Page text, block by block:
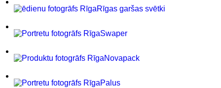
Rīgas garšas svētki
Swaper
Novapack
Palus